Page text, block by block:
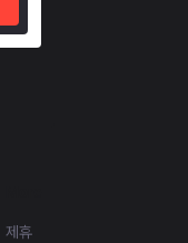
제휴